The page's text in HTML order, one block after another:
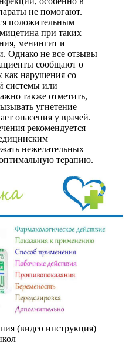
не помогают.
положительным
при таких
менингит и
Однако не все отзывы
сообщают о
как нарушения со
системы или
также отметить,
угнетение
опасения у врачей.
рекомендуется
нежелательных
терапию.
(видео инструкция)